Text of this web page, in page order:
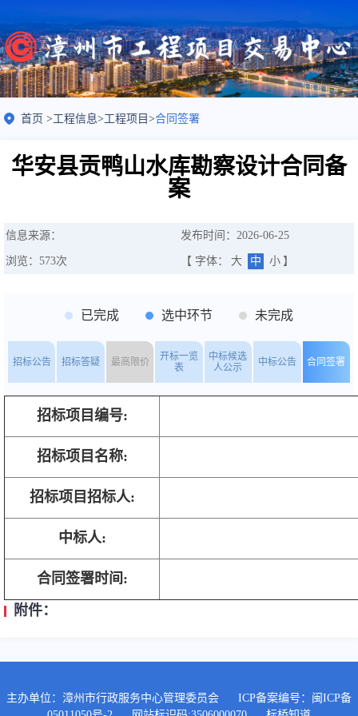
首页 >工程信息>工程项目 >合同签署
华安县贡鸭山水库勘察设计合同备
案
信息来源： 发布时间：2026-06-25
浏览： 573次 【 字体： 大 中 小 】
已完成 选中环节 未完成
招标公告 招标答疑 最高限价
开标一览
表
中标候选
人公示
中标公告 合同签署
招标项目编号:
招标项目名称:
招标项目招标人:
中标人:
合同签署时间:
附件：
主办单位：漳州市行政服务中心管理委员会 ICP备案编号： 闽ICP备